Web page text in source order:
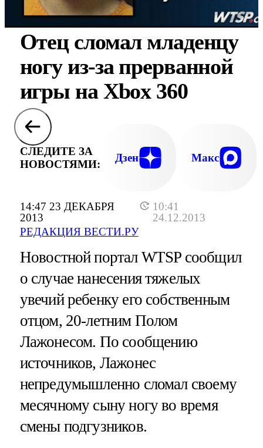
14:47 23 ДЕКАБРЯ
2013
10:41
24.12.2013
РЕДАКЦИЯ ВЕСТИ.РУ
Отец сломал младенцу
ногу из-за прерванной
игры на Xbox 360
СЛЕДИТЕ ЗА
НОВОСТЯМИ:
Дзен Макс
Новостной портал WTSP сообщил
о случае нанесения тяжелых
увечий ребенку его собственным
отцом, 20-летним Полом
Лажонесом. По сообщению
источников, Лажонес
непредумышленно сломал своему
месячному сыну ногу во время
смены подгузников.